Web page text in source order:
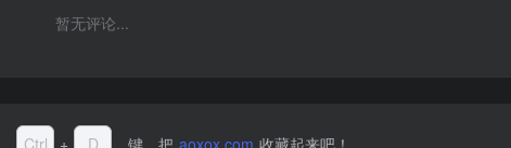
暂无评论...
Ctrl + D 键，把 aoxox.com 收藏起来吧！